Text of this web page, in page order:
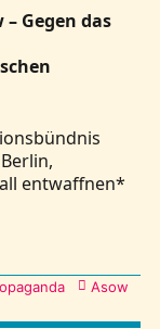
Gegen das
entwaffnen*
Asow